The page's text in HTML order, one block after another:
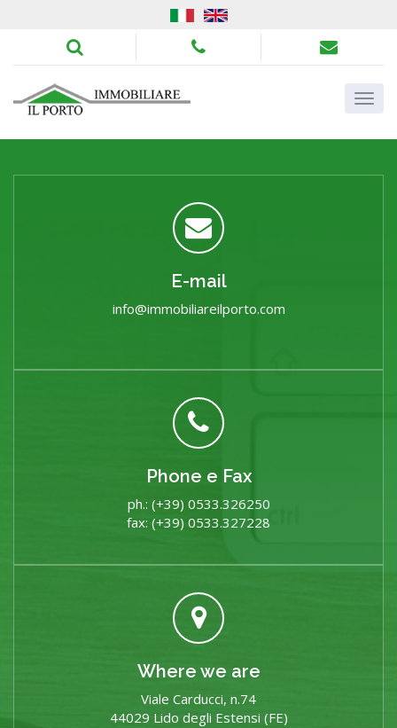
E-mail
info@immobiliareilporto.com
Phone e Fax
ph.: (+39) 0533.326250
fax: (+39) 0533.327228
Where we are
Viale Carducci, n.74
44029 Lido degli Estensi (FE)